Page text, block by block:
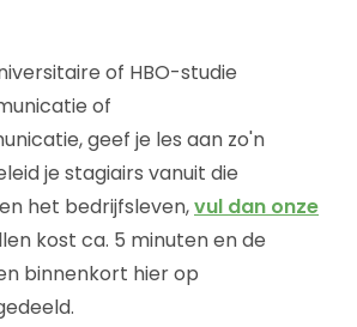
of HBO-studie
of
geef je les aan zo'n
je stagiairs vanuit die
het bedrijfsleven,vul dan onze
kost ca. 5 minuten en de
binnenkort hier op